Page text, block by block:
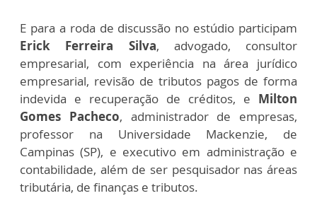
E para a roda de discussão no estúdio participam
Erick Ferreira Silva, advogado, consultor
empresarial, com experiência na área jurídico
empresarial, revisão de tributos pagos de forma
indevida e recuperação de créditos, e Milton
Gomes Pacheco, administrador de empresas,
professor na Universidade Mackenzie, de
Campinas (SP), e executivo em administração e
contabilidade, além de ser pesquisador nas áreas
tributária, de finanças e tributos.